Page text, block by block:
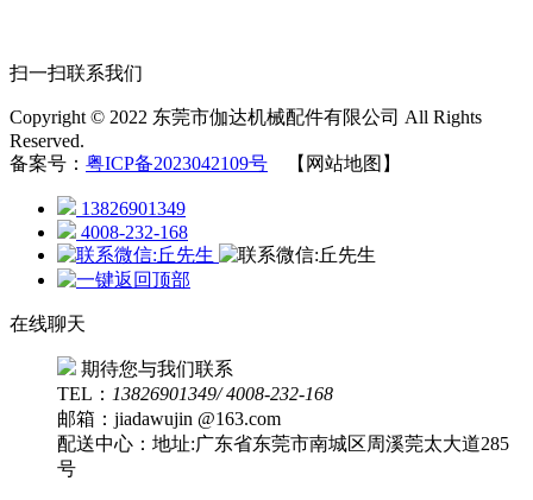
扫一扫联系我们
Copyright © 2022 东莞市伽达机械配件有限公司 All Rights
Reserved.
备案号： 粤ICP备2023042109号 【网站地图】
13826901349
4008-232-168
在线聊天
期待您与我们联系
TEL： 13826901349/ 4008-232-168
邮箱：jiadawujin @163.com
配送中心：地址:广东省东莞市南城区周溪莞太大道285
号